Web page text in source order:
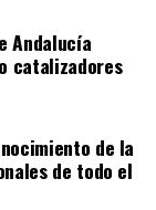
Andalucía
catalizadores
de la
de todo el